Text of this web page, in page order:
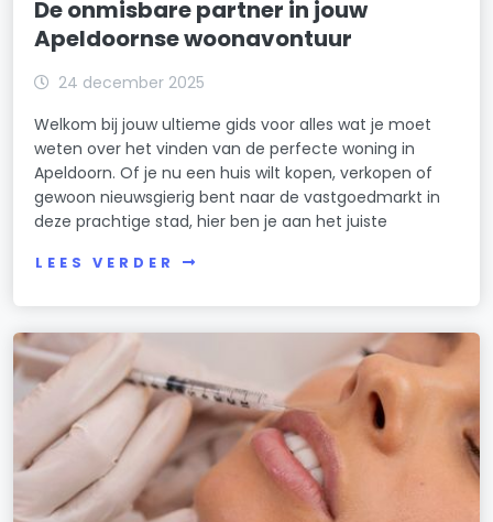
De onmisbare partner in jouw
Apeldoornse woonavontuur
24 december 2025
Welkom bij jouw ultieme gids voor alles wat je moet
weten over het vinden van de perfecte woning in
Apeldoorn. Of je nu een huis wilt kopen, verkopen of
gewoon nieuwsgierig bent naar de vastgoedmarkt in
deze prachtige stad, hier ben je aan het juiste
LEES VERDER